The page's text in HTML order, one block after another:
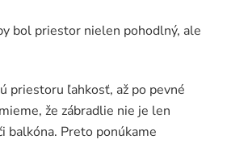
bol priestor nielen pohodlný, ale
priestoru ľahkosť, až po pevné
že zábradlie nie je len
balkóna. Preto ponúkame